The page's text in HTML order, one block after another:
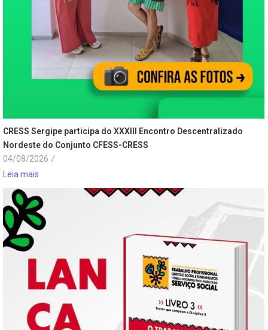
CRESS Sergipe participa do XXXIII Encontro Descentralizado
Nordeste do Conjunto CFESS-CRESS
04/08/2026 /
Leia mais